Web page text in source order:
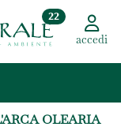
22
accedi
OLEARIA